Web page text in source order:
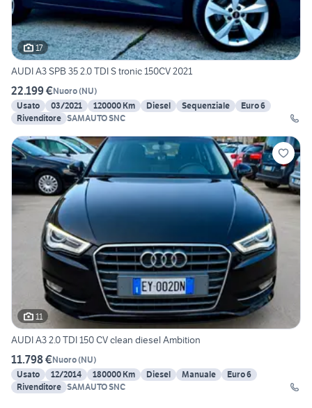
17
AUDI A3 SPB 35 2.0 TDI S tronic 150CV 2021
22.199 €Nuoro(NU)
Usato
03/2021 120000 Km Diesel Sequenziale
Euro 6
Rivenditore SAMAUTO SNC
11
AUDI A3 2.0 TDI 150 CV clean diesel Ambition
11.798 €Nuoro(NU)
Usato
12/2014 180000 Km Diesel Manuale
Euro 6
Rivenditore SAMAUTO SNC